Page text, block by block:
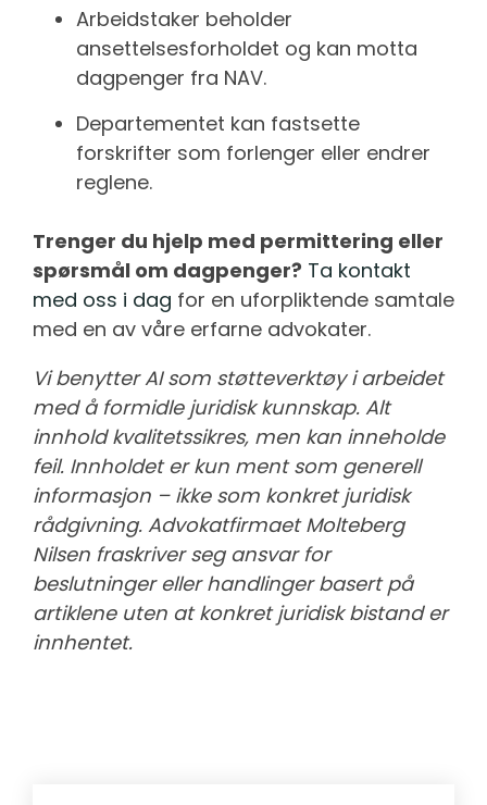
Arbeidstaker beholder
ansettelsesforholdet og kan motta
dagpenger fra NAV.
Departementet kan fastsette
forskrifter som forlenger eller endrer
reglene.
Trenger du hjelp med permittering eller
spørsmål om dagpenger? Ta kontakt
med oss i dag for en uforpliktende samtale
med en av våre erfarne advokater.
Vi benytter AI som støtteverktøy i arbeidet
med å formidle juridisk kunnskap. Alt
innhold kvalitetssikres, men kan inneholde
feil. Innholdet er kun ment som generell
informasjon – ikke som konkret juridisk
rådgivning. Advokatfirmaet Molteberg
Nilsen fraskriver seg ansvar for
beslutninger eller handlinger basert på
artiklene uten at konkret juridisk bistand er
innhentet.